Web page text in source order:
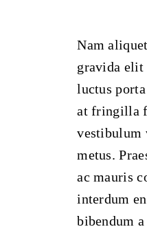
Nam
gravida elit
luctus
at fringilla
vestibulum
metus.
ac mauris
interdum
bibendum